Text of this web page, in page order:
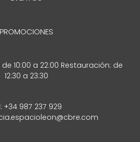
10:00 a 22:00 Restauración: de
12:30 a 23:30
+34 987 237 929
PROMOCIONES